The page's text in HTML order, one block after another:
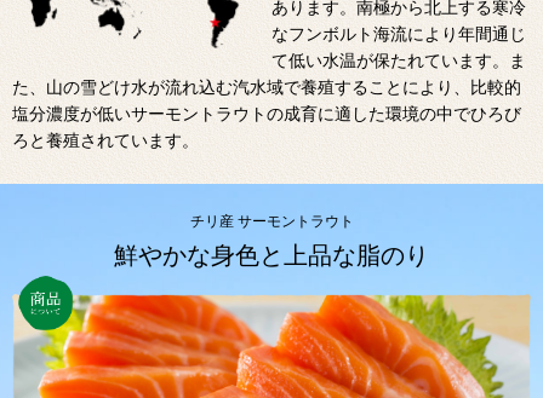
あります。南極から北上する寒冷
なフンボルト海流により年間通じ
て低い水温が保たれています。ま
た、山の雪どけ水が流れ込む汽水域で養殖することにより、比較的
塩分濃度が低いサーモントラウトの成育に適した環境の中でひろび
ろと養殖されています。
チリ産 サーモントラウト
鮮やかな身色と上品な脂のり